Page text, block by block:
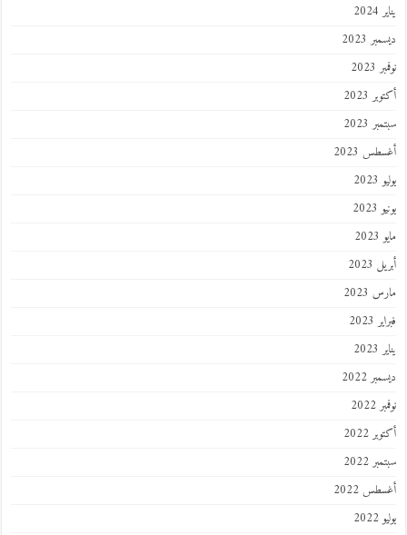
يناير 2024
ديسمبر 2023
نوفمبر 2023
أكتوبر 2023
سبتمبر 2023
أغسطس 2023
يوليو 2023
يونيو 2023
مايو 2023
أبريل 2023
مارس 2023
فبراير 2023
يناير 2023
ديسمبر 2022
نوفمبر 2022
أكتوبر 2022
سبتمبر 2022
أغسطس 2022
يوليو 2022